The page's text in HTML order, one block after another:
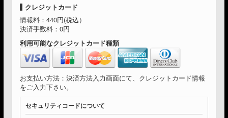
クレジットカード
情報料：440円(税込）
決済手数料：0円
利用可能なクレジットカード種類
お支払い方法：決済方法入力画面にて、クレジットカード情報
をご入力下さい。
セキュリティコードについて